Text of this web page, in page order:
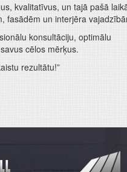
kvalitatīvus, un tajā pašā
fasādēm un interjēra
konsultāciju, optimālu
cēlos mērķus.
rezultātu!”